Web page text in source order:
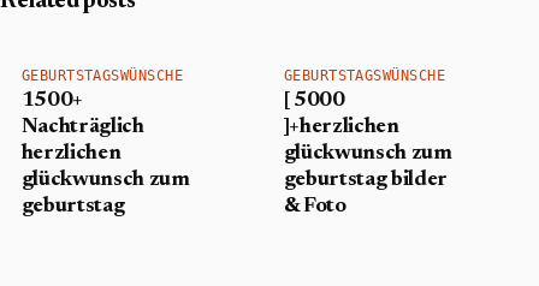
GEBURTSTAGSWÜNSCHE
1500+
Nachträglich
herzlichen
glückwunsch zum
geburtstag
GEBURTSTAGSWÜNSCHE
[ 5000
]+herzlichen
glückwunsch zum
geburtstag bilder
& Foto